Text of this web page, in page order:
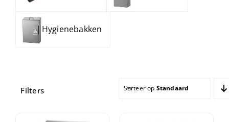
Hygienebakken
Filters Sorteer op Standaard sortering